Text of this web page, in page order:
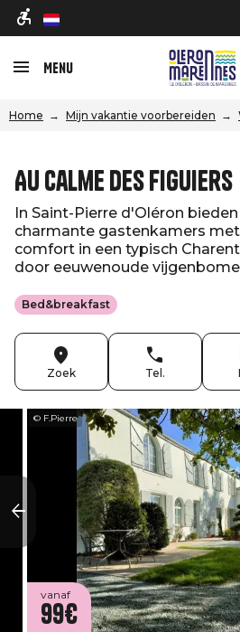
nl
Menu
Home Mijn vakantie voorbereiden
Au Calme des Figuiers
In Saint-Pierre d'Oléron
charmante gastenkamers
comfort in een typisch
door eeuwenoude
Bed&breakfast
Zoek Tel.
© F.Pierre
vanaf
99€